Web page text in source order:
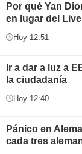
Por qué Yan
en lugar del
Hoy 12:51
Ir a dar a luz a
la ciudadanía
Hoy 12:40
Pánico en
cada tres